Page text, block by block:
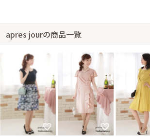
apres jourの商品一覧